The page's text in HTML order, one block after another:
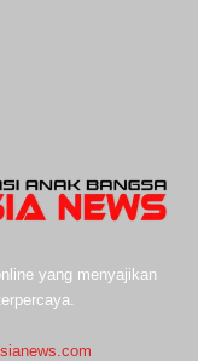
yang menyajikan